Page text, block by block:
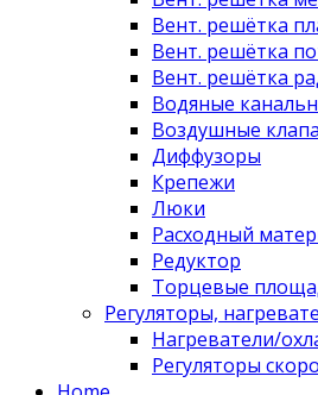
Вент. решётка
Вент. решётка
Вент. решётка
Водяные
Воздушные
Диффузоры
Крепежи
Люки
Расходный
Редуктор
Торцевые
Регуляторы,
Нагреватели/
Регуляторы